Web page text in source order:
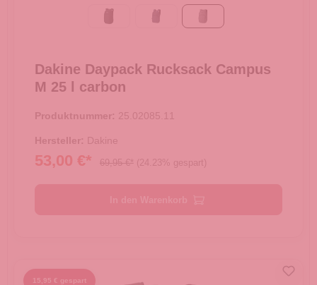
Black ODYSSEYcarbon
Dakine Daypack Rucksack Campus
M 25 l carbon
Produktnummer: 25.02085.11
Hersteller: Dakine
53,00 €* 69,95 €* (24.23% gespart)
15,95 € gespart